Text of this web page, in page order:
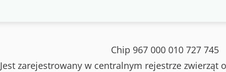
Chip 967 000 010 727 745
Jest zarejestrowany w centralnym rejestrze zwierząt